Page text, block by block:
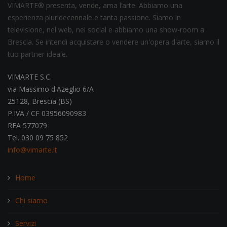
VIMARTE® presenta, vende, ama l’arte. Abbiamo una
esperienza pluridecennale e tanta passione. Siamo in
televisione, nel web, nei social e abbiamo una show-room a
Brescia. Se intendi acquistare o vendere un'opera d'arte, siamo il
tuo partner ideale.
VIMARTE S.C.
via Massimo d'Azeglio 6/A
25128, Brescia (BS)
P.IVA / CF 03956090983
REA 577079
Tel. 030 09 75 852
info@vimarte.it
Home
Chi siamo
Servizi